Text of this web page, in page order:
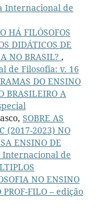
Internacional de
HÁ FILÓSOFOS
DIDÁTICOS DE
NO BRASIL? ,
de Filosofia: v. 16
DO ENSINO
BRASILEIRO A
SOBRE AS
(2017-2023) NO
ENSINO DE
Internacional de
NO ENSINO
FILO – edição